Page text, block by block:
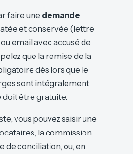
faire une demande
et conservée (lettre
email avec accusé de
que la remise de la
dès lors que le
sont intégralement
doit être gratuite.
vous pouvez saisir une
la commission
de conciliation, ou, en